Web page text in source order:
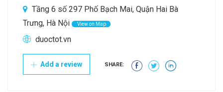
Tầng 6 số 297 Phố Bạch Mai, Quận Hai Bà
Trưng, Hà Nội
View on Map
duoctot.vn
Add a review SHARE: